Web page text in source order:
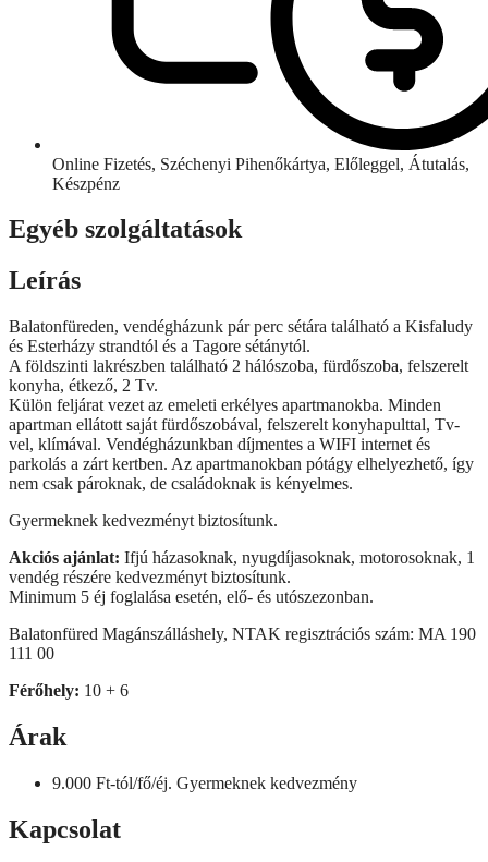
Online Fizetés, Széchenyi Pihenőkártya, Előleggel, Átutalás,
Készpénz
Egyéb szolgáltatások
Leírás
Balatonfüreden, vendégházunk pár perc sétára található a Kisfaludy
és Esterházy strandtól és a Tagore sétánytól.
A földszinti lakrészben található 2 hálószoba, fürdőszoba, felszerelt
konyha, étkező, 2 Tv.
Külön feljárat vezet az emeleti erkélyes apartmanokba. Minden
apartman ellátott saját fürdőszobával, felszerelt konyhapulttal, Tv-
vel, klímával. Vendégházunkban díjmentes a WIFI internet és
parkolás a zárt kertben. Az apartmanokban pótágy elhelyezhető, így
nem csak pároknak, de családoknak is kényelmes.
Gyermeknek kedvezményt biztosítunk.
Akciós ajánlat: Ifjú házasoknak, nyugdíjasoknak, motorosoknak, 1
vendég részére kedvezményt biztosítunk.
Minimum 5 éj foglalása esetén, elő- és utószezonban.
Balatonfüred Magánszálláshely, NTAK regisztrációs szám: MA 190
111 00
Férőhely: 10 + 6
Árak
9.000 Ft-tól/fő/éj. Gyermeknek kedvezmény
Kapcsolat